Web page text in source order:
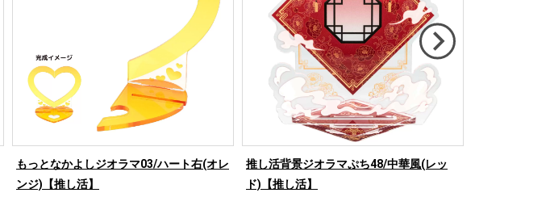
もっとなかよしジオラマ03/ハート右(オレ
ンジ)【推し活】
推し活背景ジオラマぷち48/中華風(レッ
ド)【推し活】